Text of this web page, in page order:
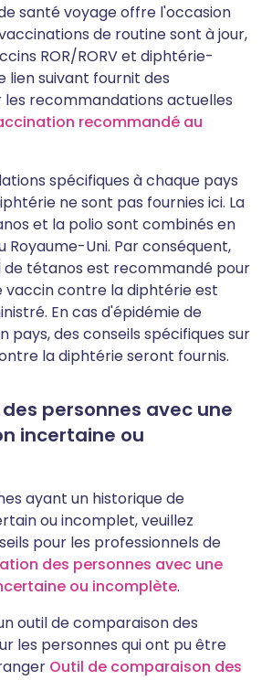
santé voyage offre l'occasion
de routine sont à jour,
ROR/RORV et diphtérie-
lien suivant fournit des
les recommandations actuelles
recommandé au
spécifiques à chaque pays
ne sont pas fournies ici. La
et la polio sont combinés en
Royaume-Uni. Par conséquent,
de tétanos est recommandé pour
vaccin contre la diphtérie est
En cas d'épidémie de
pays, des conseils spécifiques sur
la diphtérie seront fournis.
personnes avec une
incertaine ou
ayant un historique de
ou incomplet, veuillez
pour les professionnels de
des personnes avec une
ou incomplète.
outil de comparaison des
les personnes qui ont pu être
Outil de comparaison des